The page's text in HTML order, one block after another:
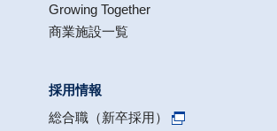
Growing Together
商業施設一覧
採用情報
総合職（新卒採用）